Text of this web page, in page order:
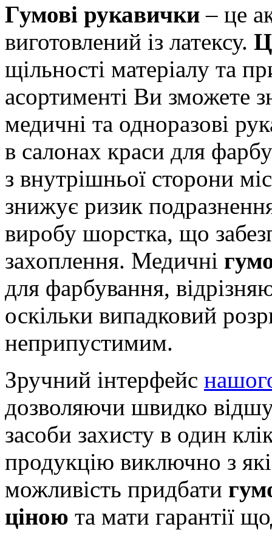
Гумові рукавички – це
виготовлений із латексу.
щільності матеріалу та
асортименті Ви зможете
медичні та одноразові
в салонах краси для
з внутрішньої сторони
знижує ризик
виробу шорстка, що
захоплення. Медичні
для фарбування,
оскільки випадковий
неприпустимим.
Зручний інтерфейс
дозволяючи швидко
засоби захисту в один
продукцію виключно з
можливість придбати
ціною та мати гарантії